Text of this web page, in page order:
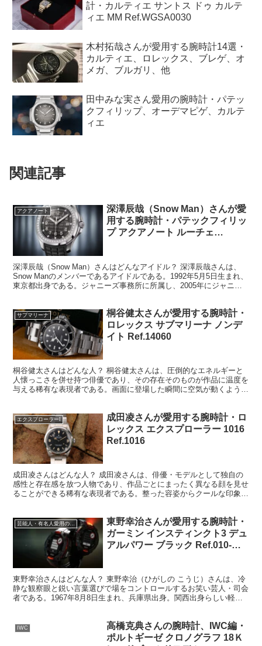
計・カルティエ サントス ドゥ カルテ
ィエ MM Ref.WGSA0030
木村拓哉さんが愛用する腕時計14選・
カルティエ、ロレックス、ブレゲ、オ
メガ、ブルガリ、他
田中みな実さん愛用の腕時計・パテッ
クフィリップ、オーデマピゲ、カルテ
ィエ
関連記事
アクアノート
深澤辰哉（Snow Man）さんが愛
用する腕時計・パテックフィリッ
プ アクアノート ルーチェ
深澤辰哉（Snow Man）さんはどんなアイドル？ 深澤辰哉さんは、
Snow Manのメンバーであるアイドルである。1992年5月5日生まれ、
東京都出身である。ジャニーズ事務所に所属し、2005年にジャニー
サブマリーナ
桐谷健太さんが愛用する腕時計・
ロレックス サブマリーナ ノンデ
イト Ref.14060
桐谷健太さんはどんな人？ 桐谷健太さんは、圧倒的なエネルギーと
人懐っこさを併せ持つ俳優であり、その存在そのものが作品に温度を
与える稀有な表現者である。画面に登場した瞬間に空気が動くような
エクスプローラーI
成田凌さんが愛用する腕時計・ロ
レックス エクスプローラー 1016
Ref.1016
成田凌さんはどんな人？ 成田凌さんは、俳優・モデルとして独自の
感性と存在感を放つ人物であり、作品ごとにまったく異なる顔を見せ
ることができる稀有な表現者である。整った容姿からクールな印象を
芸能人・有名人愛用の腕時計
東野幸治さんが愛用する腕時計・
ガーミン インスティンクト3 デュ
アルパワー ブラック Ref.010-
東野幸治さんはどんな人？ 東野幸治（ひがしの こうじ）さんは、冷
静な観察眼と鋭い言葉選びで場をコントロールするお笑い芸人・司会
者である。1967年8月8日生まれ、兵庫県出身。関西出身らしい軽妙
IWC
高橋克典さんの腕時計、IWC編・
ポルトギーゼ クロノグラフ 18Ｋ